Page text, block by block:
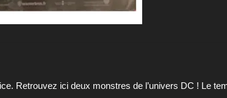
Retrouvez ici deux monstres de l’univers DC ! Le